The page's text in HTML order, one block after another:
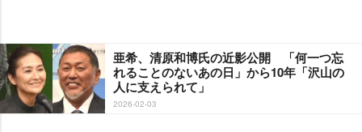
亜希、清原和博氏の近影公開 「何一つ忘
れることのないあの日」から10年「沢山の
人に支えられて」
2026-02-03